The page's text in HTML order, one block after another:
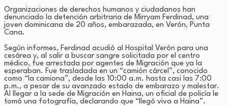
Copy
Link
Organizaciones de derechos humanos y ciudadanos han
denunciado la detención arbitraria de Mirryam Ferdinad, una
joven dominicana de 20 años, embarazada, en Verón, Punta
Cana.
Según informes, Ferdinad acudió al Hospital Verón para una
cesárea y, al salir a buscar sangre solicitada por el centro
médico, fue arrestada por agentes de Migración que ya la
esperaban. Fue trasladada en un “camión cárcel”, conocido
como “la camiona”, desde las 10:00 a.m. hasta casi las 7:00
p.m., a pesar de su avanzado estado de embarazo y malestar.
Al llegar a la sede de Migración en Haina, un oficial de policía le
tomó una fotografía, declarando que “llegó viva a Haina”.